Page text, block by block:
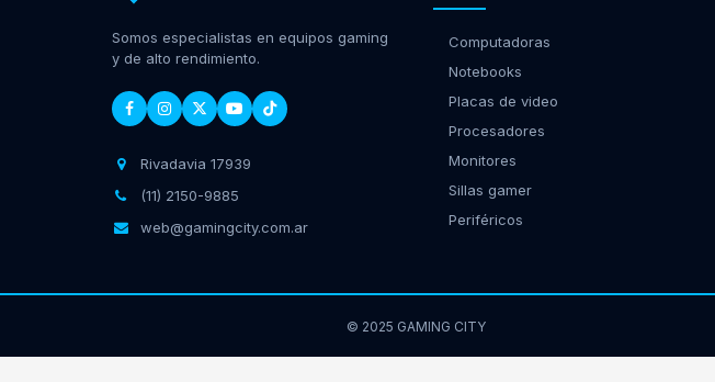
Somos especialistas en equipos gaming
y de alto rendimiento.
Rivadavia 17939
(11) 2150-9885
web@gamingcity.com.ar
Computadoras
Notebooks
Placas de video
Procesadores
Monitores
Sillas gamer
Periféricos
© 2025 GAMING CITY